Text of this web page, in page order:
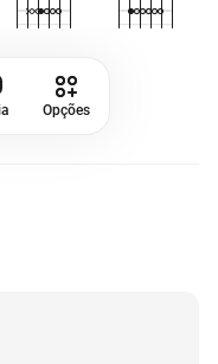
Opções